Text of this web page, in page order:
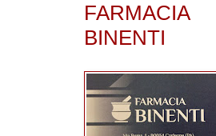
FARMACIA
BINENTI